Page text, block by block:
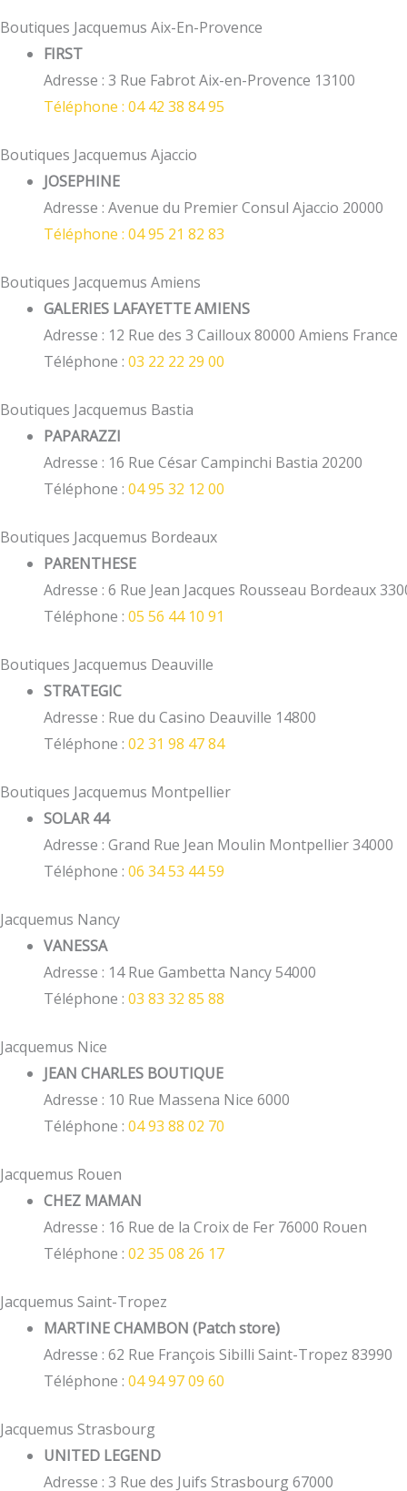
Boutiques Jacquemus Aix-En-Provence
FIRST
Adresse : 3 Rue Fabrot Aix-en-Provence 13100
Téléphone : 04 42 38 84 95
Boutiques Jacquemus Ajaccio
JOSEPHINE
Adresse : Avenue du Premier Consul Ajaccio 20000
Téléphone : 04 95 21 82 83
Boutiques Jacquemus Amiens
GALERIES LAFAYETTE AMIENS
Adresse : 12 Rue des 3 Cailloux 80000 Amiens France
Téléphone : 03 22 22 29 00
Boutiques Jacquemus Bastia
PAPARAZZI
Adresse : 16 Rue César Campinchi Bastia 20200
Téléphone : 04 95 32 12 00
Boutiques Jacquemus Bordeaux
PARENTHESE
Adresse : 6 Rue Jean Jacques Rousseau Bordeaux
Téléphone : 05 56 44 10 91
Boutiques Jacquemus Deauville
STRATEGIC
Adresse : Rue du Casino Deauville 14800
Téléphone : 02 31 98 47 84
Boutiques Jacquemus Montpellier
SOLAR 44
Adresse : Grand Rue Jean Moulin Montpellier 34000
Téléphone : 06 34 53 44 59
Jacquemus Nancy
VANESSA
Adresse : 14 Rue Gambetta Nancy 54000
Téléphone : 03 83 32 85 88
Jacquemus Nice
JEAN CHARLES BOUTIQUE
Adresse : 10 Rue Massena Nice 6000
Téléphone : 04 93 88 02 70
Jacquemus Rouen
CHEZ MAMAN
Adresse : 16 Rue de la Croix de Fer 76000 Rouen
Téléphone : 02 35 08 26 17
Jacquemus Saint-Tropez
MARTINE CHAMBON (Patch store)
Adresse : 62 Rue François Sibilli Saint-Tropez 83990
Téléphone : 04 94 97 09 60
Jacquemus Strasbourg
UNITED LEGEND
Adresse : 3 Rue des Juifs Strasbourg 67000